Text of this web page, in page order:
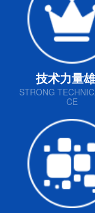
技术力量
STRONG
CE